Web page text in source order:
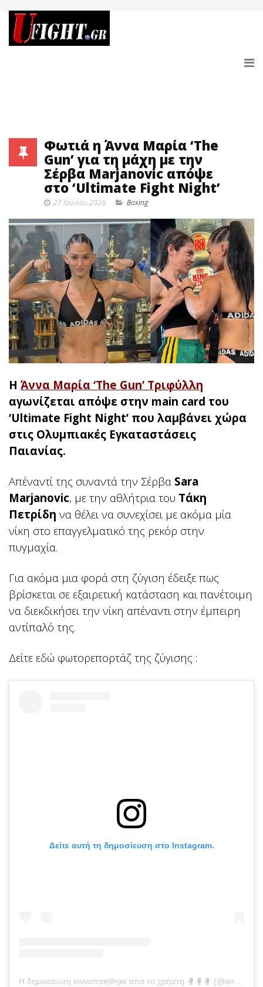
Φωτιά η Άννα Μαρία ‘The
Gun’ για τη μάχη με την
Σέρβα Marjanovic απόψε
στο ‘Ultimate Fight Night’
27 Ιουνίου 2026 Boxing
Η Άννα Μαρία ‘The Gun’ Τριφύλλη
αγωνίζεται απόψε στην main card του
‘Ultimate Fight Night’ που λαμβάνει χώρα
στις Ολυμπιακές Εγκαταστάσεις
Παιανίας.
Απέναντί της συναντά την Σέρβα Sara
Marjanovic, με την αθλήτρια του Τάκη
Πετρίδη να θέλει να συνεχίσει με ακόμα μία
νίκη στο επαγγελματικό της ρεκόρ στην
πυγμαχία.
Για ακόμα μια φορά στη ζύγιση έδειξε πως
βρίσκεται σε εξαιρετική κατάσταση και πανέτοιμη
να διεκδικήσει την νίκη απέναντι στην έμπειρη
αντίπαλό της.
Δείτε εδώ φωτορεπορτάζ της ζύγισης :
Δείτε αυτή τη δημοσίευση στο Instagram.